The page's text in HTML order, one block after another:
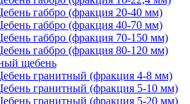
габбро (фракция 20-40 мм)
габбро (фракция 40-70 мм)
габбро (фракция 70-150 мм)
габбро (фракция 80-120 мм)
щебень
гранитный (фракция 4-8 мм)
гранитный (фракция 5-10 мм)
гранитный (фракция 5-20 мм)